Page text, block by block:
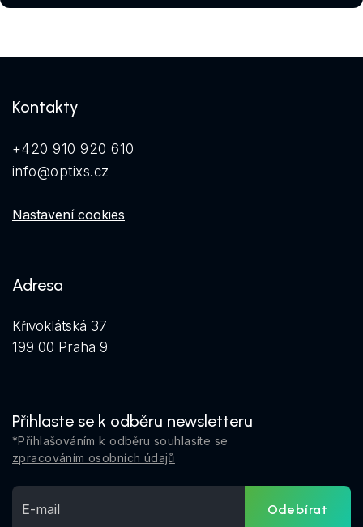
Kontakty
+420 910 920 610
info@optixs.cz
Nastavení cookies
Adresa
Křivoklátská 37
199 00 Praha 9
Přihlaste se k odběru newsletteru
*Přihlašováním k odběru souhlasíte se
zpracováním osobních údajů
Odebírat